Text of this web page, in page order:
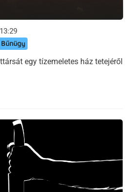
Bűnügy
egy tízemeletes ház tetejéről